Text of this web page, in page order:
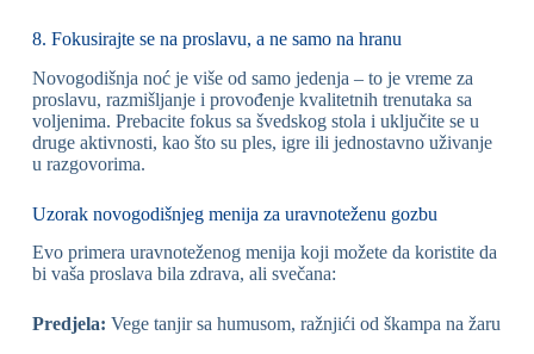
8. Fokusirajte se na proslavu, a ne samo na hranu
Novogodišnja noć je više od samo jedenja – to je vreme za
proslavu, razmišljanje i provođenje kvalitetnih trenutaka sa
voljenima. Prebacite fokus sa švedskog stola i uključite se u
druge aktivnosti, kao što su ples, igre ili jednostavno uživanje
u razgovorima.
Uzorak novogodišnjeg menija za uravnoteženu gozbu
Evo primera uravnoteženog menija koji možete da koristite da
bi vaša proslava bila zdrava, ali svečana:
Predjela: Vege tanjir sa humusom, ražnjići od škampa na žaru